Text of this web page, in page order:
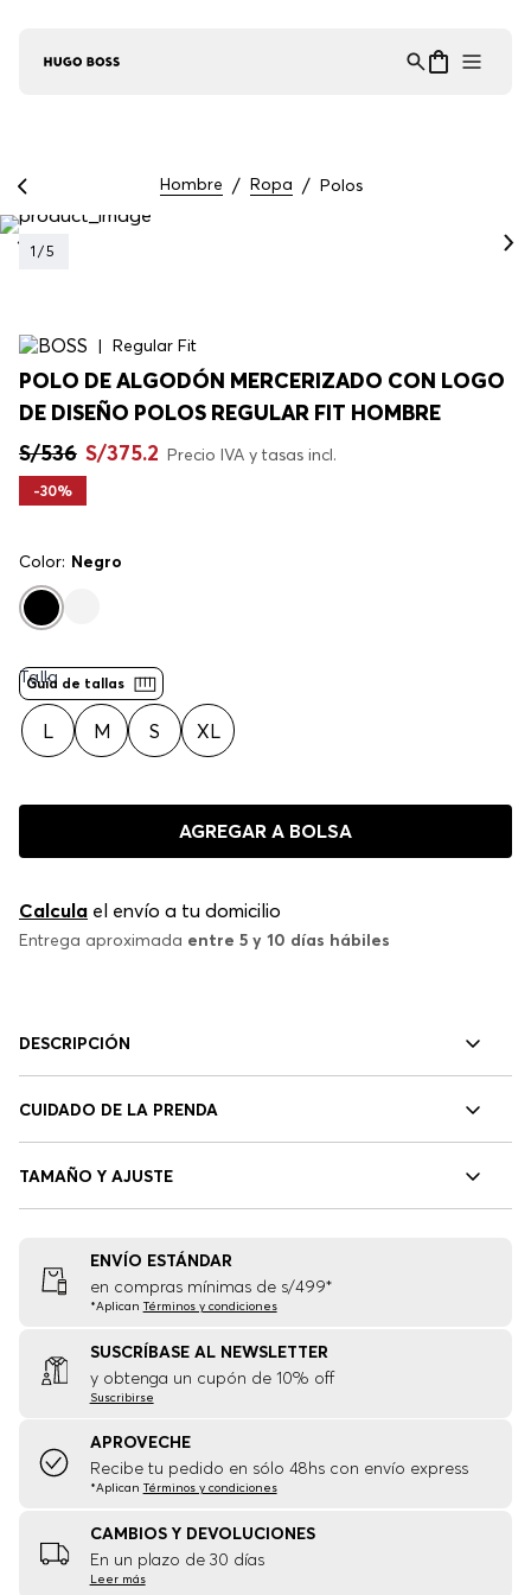
Hombre Ropa Polos
1 /5
Regular Fit
POLO DE ALGODÓN MERCERIZADO CON LOGO
DE DISEÑO POLOS REGULAR FIT HOMBRE
S/536 S/375.2 Precio IVA y tasas incl.
-30%
Color: Negro
Guía de tallas
Talla
L M S XL
AGREGAR A BOLSA
Calcula el envío a tu domicilio
Entrega aproximada entre 5 y 10 días hábiles
DESCRIPCIÓN
CUIDADO DE LA PRENDA
TAMAÑO Y AJUSTE
ENVÍO ESTÁNDAR
en compras mínimas de s/499*
*Aplican Términos y condiciones
SUSCRÍBASE AL NEWSLETTER
y obtenga un cupón de 10% off
Suscribirse
APROVECHE
Recibe tu pedido en sólo 48hs con envío express
*Aplican Términos y condiciones
CAMBIOS Y DEVOLUCIONES
En un plazo de 30 días
Leer más
Asistente Virtual
en línea ⋮